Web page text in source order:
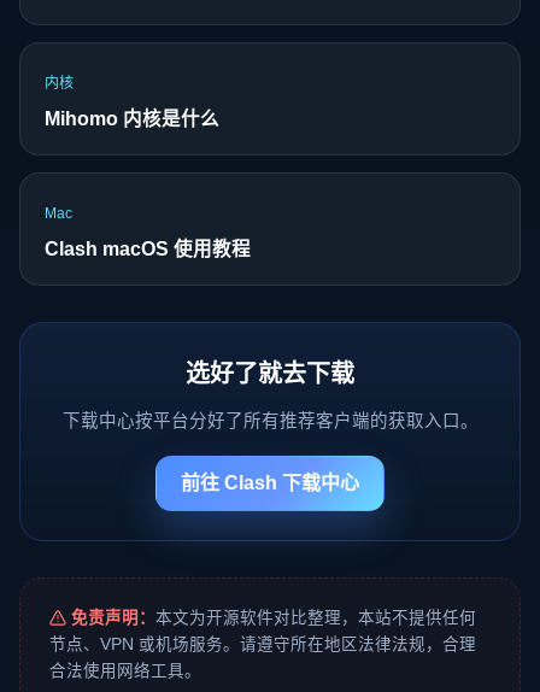
内核
Mihomo 内核是什么
Mac
Clash macOS 使用教程
选好了就去下载
下载中心按平台分好了所有推荐客户端的获取入口。
前往 Clash 下载中心
免责声明：本文为开源软件对比整理，本站不提供任何
节点、VPN 或机场服务。请遵守所在地区法律法规，合理
合法使用网络工具。